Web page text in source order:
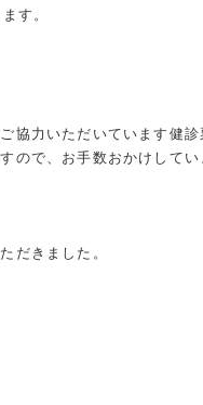
す。
協力いただいています健
ので、お手数おかけして
だきました。